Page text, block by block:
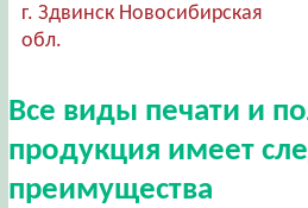
г. Здвинск Новосибирская
обл.
Все виды печати и
продукция имеет
преимущества